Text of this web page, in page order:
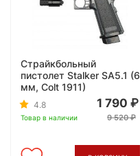
Страйкбольный
пистолет Stalker SA5.1 (6
мм, Colt 1911)
4.8
Товар в наличии
1 790
9 520